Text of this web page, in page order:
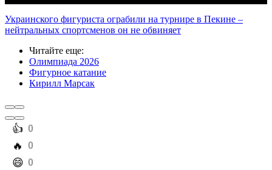
Украинского фигуриста ограбили на турнире в Пекине –
нейтральных спортсменов он не обвиняет
Читайте еще:
Олимпиада 2026
Фигурное катание
Кирилл Марсак
️👍 0
️🔥 0
️😄 0